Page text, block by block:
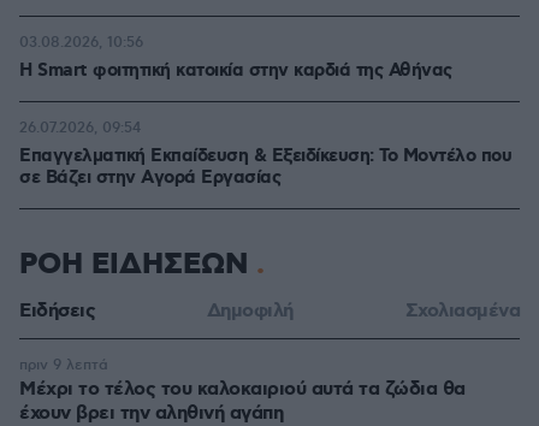
Η Smart φοιτητική κατοικία στην καρδιά της Αθήνας
03.08.2026, 10:56
Επαγγελματική Εκπαίδευση & Εξειδίκευση: Το Mοντέλο που
σε Bάζει στην Aγορά Eργασίας
26.07.2026, 09:54
ΡΟΗ ΕΙΔΗΣΕΩΝ
Ειδήσεις Δημοφιλή Σχολιασμένα
Μέχρι το τέλος του καλοκαιριού αυτά τα ζώδια θα
έχουν βρει την αληθινή αγάπη
πριν 9 λεπτά